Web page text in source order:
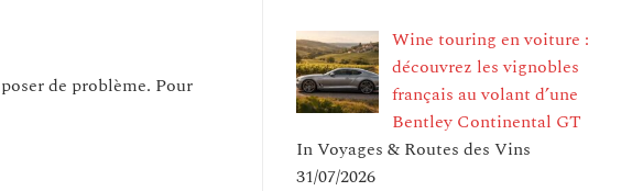
de problème. Pour
Wine touring en voiture :
découvrez les vignobles
français au volant d’une
Bentley Continental GT
In Voyages & Routes des Vins
31/07/2026